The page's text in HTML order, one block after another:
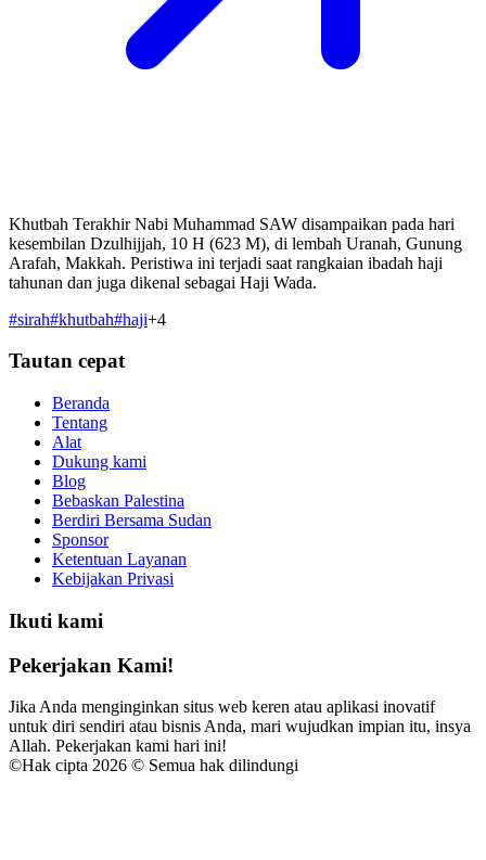
Khutbah Terakhir Nabi Muhammad SAW disampaikan pada hari
kesembilan Dzulhijjah, 10 H (623 M), di lembah Uranah, Gunung
Arafah, Makkah. Peristiwa ini terjadi saat rangkaian ibadah haji
tahunan dan juga dikenal sebagai Haji Wada.
#sirah#khutbah#haji+4
Tautan cepat
Beranda
Tentang
Alat
Dukung kami
Blog
Bebaskan Palestina
Berdiri Bersama Sudan
Sponsor
Ketentuan Layanan
Kebijakan Privasi
Ikuti kami
Pekerjakan Kami!
Jika Anda menginginkan situs web keren atau aplikasi inovatif
untuk diri sendiri atau bisnis Anda, mari wujudkan impian itu, insya
Allah. Pekerjakan kami hari ini!
©Hak cipta 2026 © Semua hak dilindungi